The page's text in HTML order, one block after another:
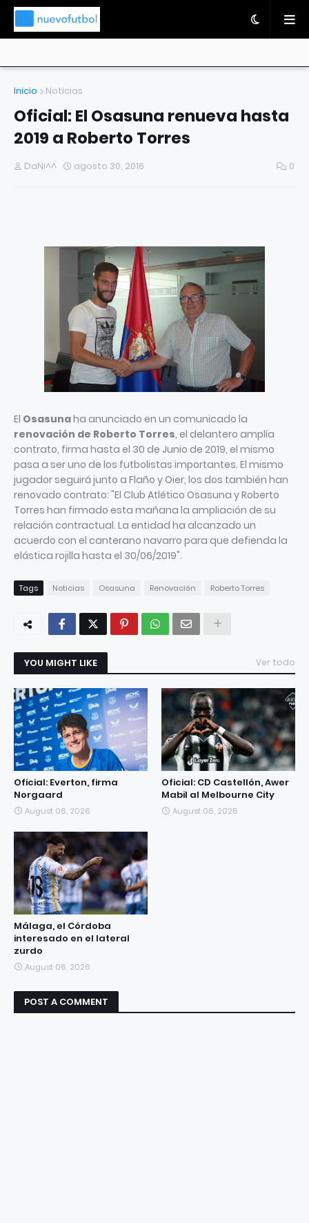
Inicio Noticias
Oficial: El Osasuna renueva hasta
2019 a Roberto Torres
DaNi^^ agosto 30, 2016 0
El Osasunaha anunciado en un comunicado la
renovación de Roberto Torres, el delantero amplía
contrato, firma hasta el 30 de Junio de 2019, el mismo
pasa a ser uno de los futbolistas importantes. El mismo
jugador seguirá junto a Flaño y Oier, los dos también han
renovado contrato: "El Club Atlético Osasuna y Roberto
Torres han firmado esta mañana la ampliación de su
relación contractual. La entidad ha alcanzado un
acuerdo con el canterano navarro para que defienda la
elástica rojilla hasta el 30/06/2019".
Tags Noticias Osasuna Renovación Roberto Torres
YOU MIGHT LIKE Ver todo
Oficial: Everton, firma
Norgaard
August 06, 2026
Oficial: CD Castellón, Awer
Mabil al Melbourne City
August 06, 2026
Málaga, el Córdoba
interesado en el lateral
zurdo
August 06, 2026
POST A COMMENT